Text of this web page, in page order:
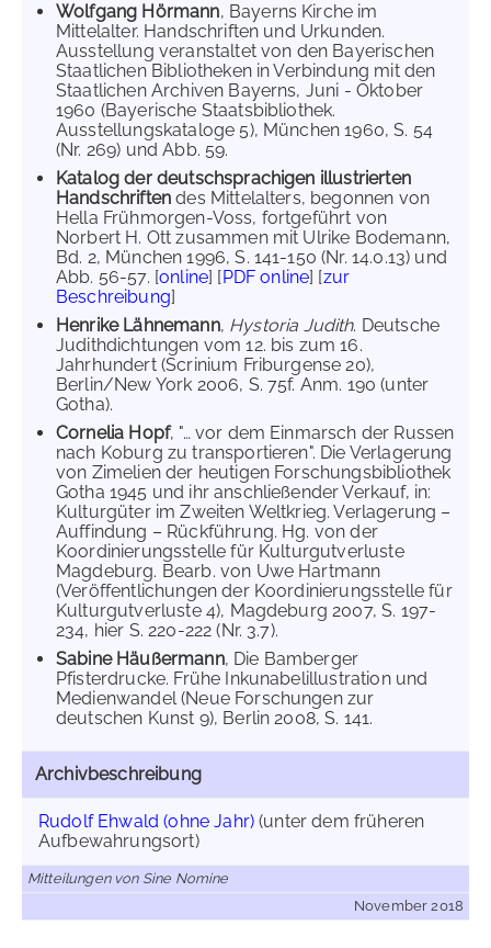
Wolfgang Hörmann, Bayerns Kirche im
Mittelalter. Handschriften und Urkunden.
Ausstellung veranstaltet von den Bayerischen
Staatlichen Bibliotheken in Verbindung mit den
Staatlichen Archiven Bayerns, Juni - Oktober
1960 (Bayerische Staatsbibliothek.
Ausstellungskataloge 5), München 1960, S. 54
(Nr. 269) und Abb. 59.
Katalog der deutschsprachigen illustrierten
Handschriften des Mittelalters, begonnen von
Hella Frühmorgen-Voss, fortgeführt von
Norbert H. Ott zusammen mit Ulrike Bodemann,
Bd. 2, München 1996, S. 141-150 (Nr. 14.0.13) und
Abb. 56-57. [online] [PDF online] [zur
Beschreibung]
Henrike Lähnemann, Hystoria Judith. Deutsche
Judithdichtungen vom 12. bis zum 16.
Jahrhundert (Scrinium Friburgense 20),
Berlin/New York 2006, S. 75f. Anm. 190 (unter
Gotha).
Cornelia Hopf, "… vor dem Einmarsch der Russen
nach Koburg zu transportieren". Die Verlagerung
von Zimelien der heutigen Forschungsbibliothek
Gotha 1945 und ihr anschließender Verkauf, in:
Kulturgüter im Zweiten Weltkrieg. Verlagerung –
Auffindung – Rückführung. Hg. von der
Koordinierungsstelle für Kulturgutverluste
Magdeburg. Bearb. von Uwe Hartmann
(Veröffentlichungen der Koordinierungsstelle für
Kulturgutverluste 4), Magdeburg 2007, S. 197-
234, hier S. 220-222 (Nr. 3.7).
Sabine Häußermann, Die Bamberger
Pfisterdrucke. Frühe Inkunabelillustration und
Medienwandel (Neue Forschungen zur
deutschen Kunst 9), Berlin 2008, S. 141.
Archivbeschreibung
Rudolf Ehwald (ohne Jahr) (unter dem früheren
Aufbewahrungsort)
Mitteilungen von Sine Nomine
November 2018